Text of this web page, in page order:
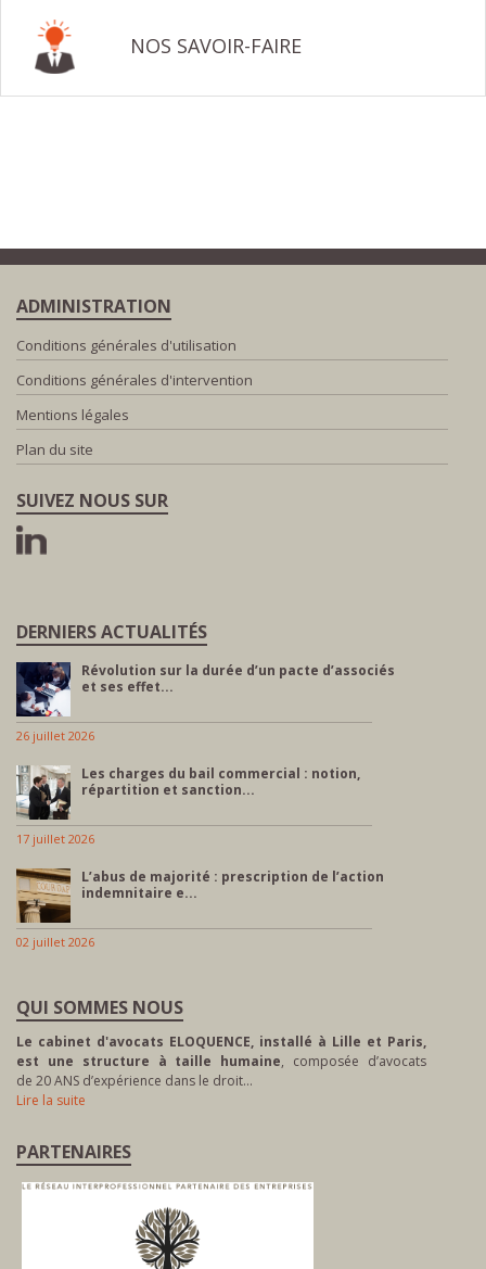
NOS SAVOIR-FAIRE
ADMINISTRATION
Conditions générales d'utilisation
Conditions générales d'intervention
Mentions légales
Plan du site
SUIVEZ NOUS SUR
DERNIERS ACTUALITÉS
Révolution sur la durée d’un pacte d’associés
et ses effet...
26 juillet 2026
Les charges du bail commercial : notion,
répartition et sanction...
17 juillet 2026
L’abus de majorité : prescription de l’action
indemnitaire e...
02 juillet 2026
QUI SOMMES NOUS
Le cabinet d'avocats ELOQUENCE, installé à Lille et Paris,
est une structure à taille humaine, composée d’avocats
de 20 ANS d’expérience dans le droit…
Lire la suite
PARTENAIRES